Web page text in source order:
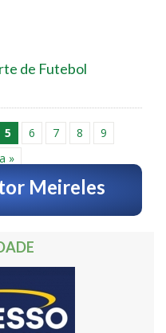
de Futebol
5 6 7 8
9
»
Meireles